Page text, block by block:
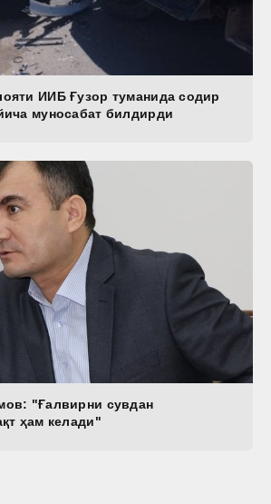
ИИБ Ғузор туманида содир
муносабат билдирди
"Ғалвирни сувдан
ҳам келади"